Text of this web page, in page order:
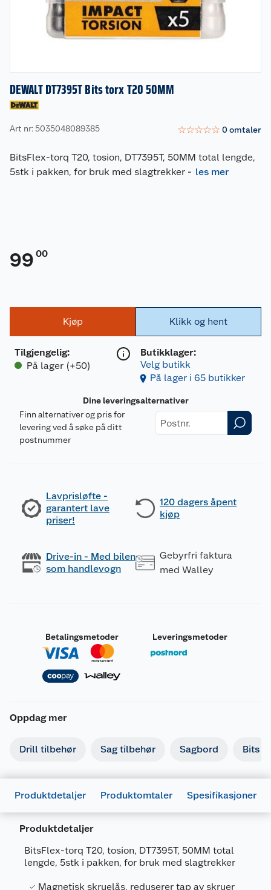
DEWALT DT7395T Bits torx T20 50MM
Art nr: 5035048089385 ☆☆☆☆☆ 0omtaler
BitsFlex-torq T20, tosion, DT7395T, 50MM total lengde,
5stk i pakken, for bruk med slagtrekker - les mer
99 00
Kjøp
Tilgjengelig:
På lager (+50)
Klikk og hent
Butikklager:
Velg butikk
På lager i 65 butikker
Dine leveringsalternativer
Finn alternativer og pris for
levering ved å søke på ditt
postnummer
Lavprisløfte -
garantert lave
priser!
120 dagers åpent
kjøp
Drive-in - Med bilen
som handlevogn
Gebyrfri faktura
med Walley
Betalingsmetoder Leveringsmetoder
Oppdag mer
Drill tilbehør Sag tilbehør Sagbord Bits
Produktdetaljer Produktomtaler Spesifikasjoner
Produktdetaljer
BitsFlex-torq T20, tosion, DT7395T, 50MM total
lengde, 5stk i pakken, for bruk med slagtrekker
Magnetisk skruelås, reduserer tap av skruer
Generelt